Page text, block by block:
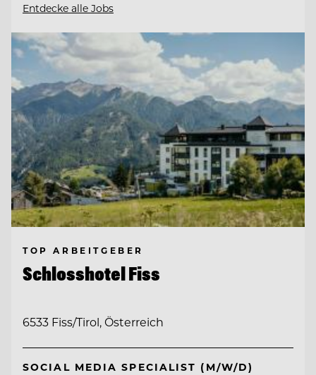
Entdecke alle Jobs
TOP ARBEITGEBER
Schlosshotel Fiss
6533 Fiss/Tirol, Österreich
SOCIAL MEDIA SPECIALIST (M/W/D)